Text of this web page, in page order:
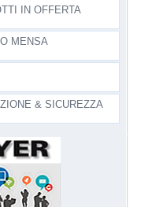
IN OFFERTA
MENSA
& SICUREZZA